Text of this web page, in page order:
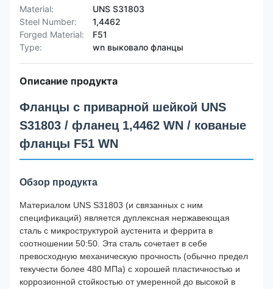
Material:
UNS S31803
Steel Number:
1,4462
Forged Material:
F51
Type:
wn выковало фланцы
Описание продукта
Фланцы с приварной шейкой UNS
S31803 / фланец 1,4462 WN / кованые
фланцы F51 WN
Обзор продукта
Материалом UNS S31803 (и связанных с ним
спецификаций) является дуплексная нержавеющая
сталь с микроструктурой аустенита и феррита в
соотношении 50:50. Эта сталь сочетает в себе
превосходную механическую прочность (обычно предел
текучести более 480 МПа) с хорошей пластичностью и
коррозионной стойкостью от умеренной до высокой в ​​